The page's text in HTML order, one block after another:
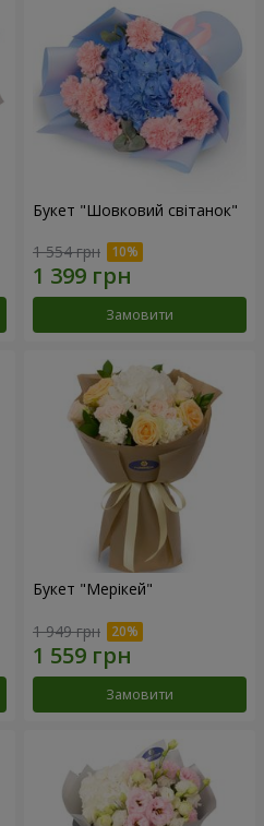
Букет "Шовковий світанок"
1 554 грн
Замовити
Букет "Мерікей"
1 949 грн
Замовити